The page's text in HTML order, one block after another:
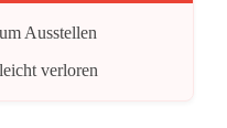
Ausstellen
verloren